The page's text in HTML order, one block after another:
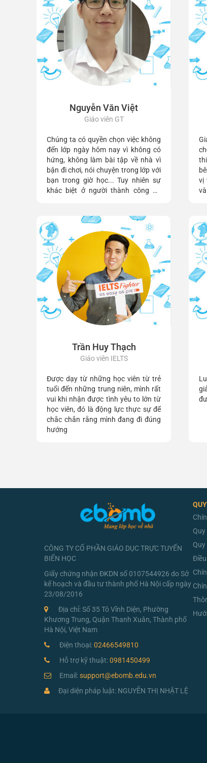
Nguyễn Văn Việt
Giáo viên GT
Chúng ta có quyền chọn việc không
đến lớp ngày hôm nay vì không có
hứng, không làm bài tập về nhà vì
bận đi chơi, nói chuyện trong lớp với
bạn trong giờ học... Tuy nhiên sự
khác biệt ở người thành công đó
vị
Trần Huy Thạch
Giáo viên IELTS
Được dạy từ những học viên từ trẻ
tuổi đến những trung niên, mình rất
vui khi nhận được tình yêu to lớn từ
học viên, đó là động lực thực sự để
chắc chắn rằng mình đang đi đúng
hướng
CÔNG TY CỔ PHẦN GIÁO DỤC TRỰC TUYẾN
BIỂN HỌC
Giấy chứng nhận ĐKDN số 0107544926 do Sở
kế hoạch và đầu tư thành phố Hà Nội cấp ngày
23/08/2016
Địa chỉ: Số 35 Tô Vĩnh Diện, Phường
Khương Trung, Quận Thanh Xuân, Thành phố
Hà Nội, Việt Nam
Điện thoại:02466549810
Hỗ trợ kỹ thuật:0981450499
Email:support@ebomb.edu.vn
Đại diện pháp luật: NGUYỄN THỊ NHẬT LỆ